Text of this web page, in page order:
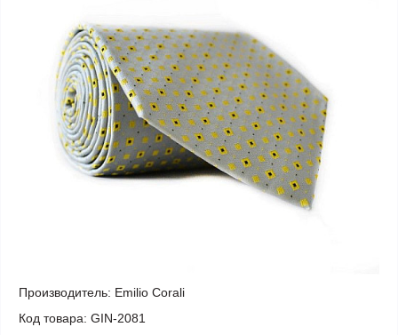
Производитель: Emilio Corali
Код товара: GIN-2081